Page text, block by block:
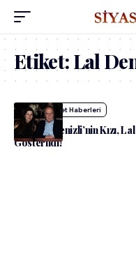
Etiket:Lal
admin Siyaset Haberleri
Mustafa Denizli’nin Kızı,
Gösterildi!